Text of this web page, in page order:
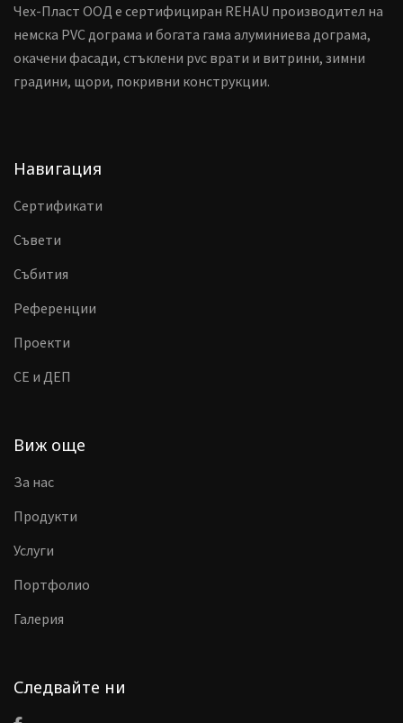
Чех-Пласт ООД е сертифициран REHAU производител на
немска PVC дограма и богата гама алуминиева дограма,
окачени фасади, стъклени pvc врати и витрини, зимни
градини, щори, покривни конструкции.
Навигация
Сертификати
Съвети
Събития
Референции
Проекти
CE и ДЕП
Виж още
За нас
Продукти
Услуги
Портфолио
Галерия
Следвайте ни